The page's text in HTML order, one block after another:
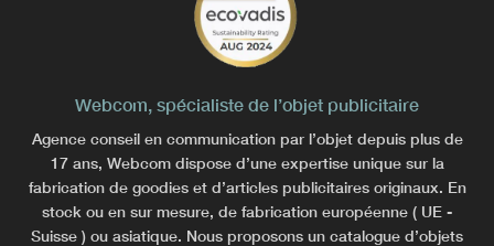
Webcom, spécialiste de l’objet publicitaire
Agence conseil en communication par l’objet depuis plus de
17 ans, Webcom dispose d’une expertise unique sur la
fabrication de goodies et d’articles publicitaires originaux. En
stock ou en sur mesure, de fabrication européenne ( UE -
Suisse ) ou asiatique. Nous proposons un catalogue d’objets